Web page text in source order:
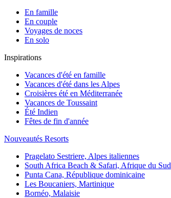
En famille
En couple
Voyages de noces
En solo
Inspirations
Vacances d'été en famille
Vacances d'été dans les Alpes
Croisières été en Méditerranée
Vacances de Toussaint
Été Indien
Fêtes de fin d'année
Nouveautés Resorts
Pragelato Sestriere, Alpes italiennes
South Africa Beach & Safari, Afrique du Sud
Punta Cana, République dominicaine
Les Boucaniers, Martinique
Bornéo, Malaisie